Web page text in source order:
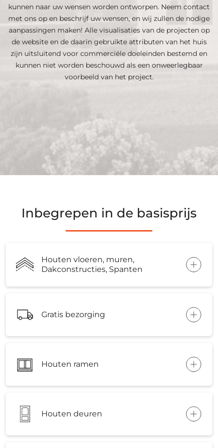
kunnen naar uw wensen worden ontworpen. Neem contact
met ons op en beschrijf uw wensen, en wij zullen de nodige
aanpassingen maken! Alle visualisaties van de projecten op
de website en de daarin gebruikte attributen van het huis
zijn uitsluitend voor commerciële doeleinden bestemd en
kunnen niet worden beschouwd als een onweerlegbaar
voorbeeld van het project.
Inbegrepen in de basisprijs
Houten vloeren, muren,
Dakconstructies, Spanten
Gratis bezorging
Houten ramen
Houten deuren